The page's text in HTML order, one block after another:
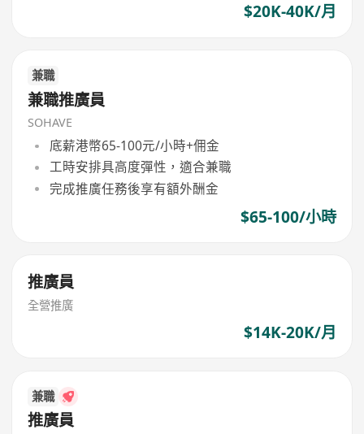
$20K-40K/月
兼職
兼職推廣員
SOHAVE
底薪港幣65-100元/小時+佣金
工時安排具高度彈性，適合兼職
完成推廣任務後享有額外酬金
$65-100/小時
推廣員
全營推廣
$14K-20K/月
兼職
推廣員